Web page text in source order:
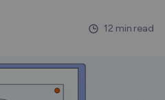
12 min read